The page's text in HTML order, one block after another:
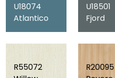
U18074
Atlantico
U18501
Fjord
R55072
R20095